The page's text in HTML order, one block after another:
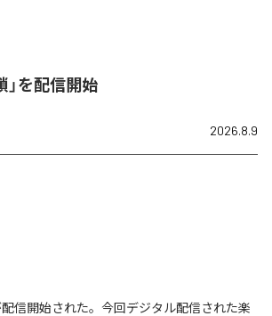
」を配信開始
2026.8.9
配信開始された。今回デジタル配信された楽